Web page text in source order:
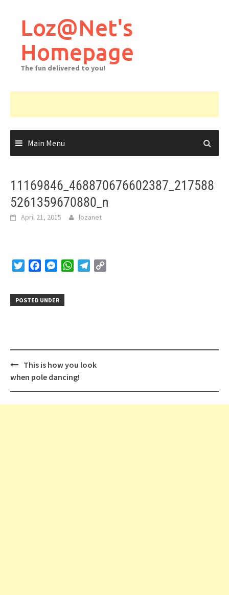
Loz@Net's
Homepage
The fun delivered to you!
Main Menu
11169846_468870676602387_217588
5261359670880_n
April 21, 2015 lozanet
TwitterFacebookMessengerWhatsAppTelegram
POSTED UNDER
Post
navigation
This is how you look
when pole dancing!